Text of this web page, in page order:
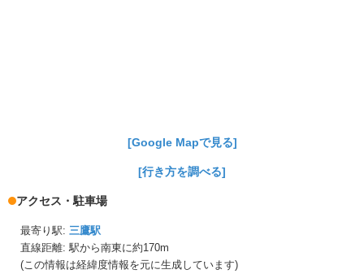
[Google Mapで見る]
[行き方を調べる]
アクセス・駐車場
最寄り駅: 三鷹駅
直線距離: 駅から南東に約170m
(この情報は経緯度情報を元に生成しています)